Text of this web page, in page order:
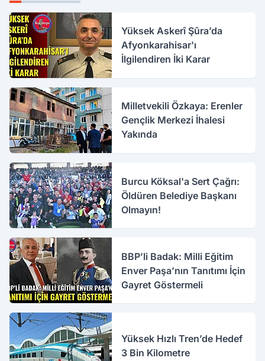
Yüksek Askerî Şûra’da
Afyonkarahisar'ı
İlgilendiren İki Karar
Milletvekili Özkaya: Erenler
Gençlik Merkezi İhalesi
Yakında
Burcu Köksal'a Sert Çağrı:
Öldüren Belediye Başkanı
Olmayın!
BBP’li Badak: Milli Eğitim
Enver Paşa’nın Tanıtımı İçin
Gayret Göstermeli
Yüksek Hızlı Tren’de Hedef
3 Bin Kilometre